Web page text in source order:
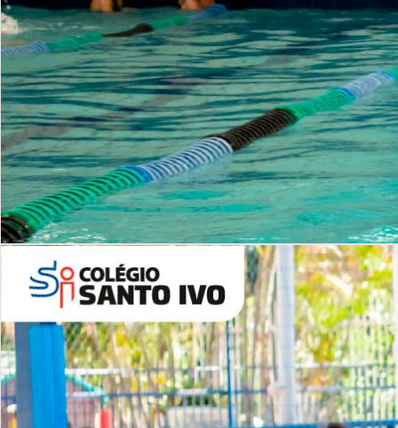
Período Integral | Saiba mais
INSTITUCIONAL
Lista de vídeos